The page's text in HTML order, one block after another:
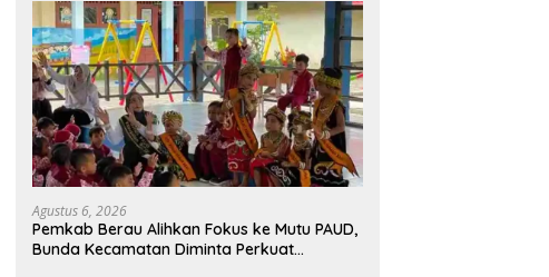
Agustus 6, 2026
Pemkab Berau Alihkan Fokus ke Mutu PAUD,
Bunda Kecamatan Diminta Perkuat